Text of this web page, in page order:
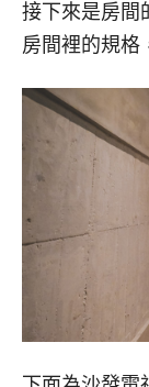
接下來是房間
房間裡的規格